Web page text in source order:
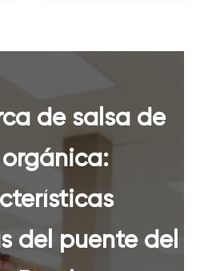
de salsa de
:
del puente del